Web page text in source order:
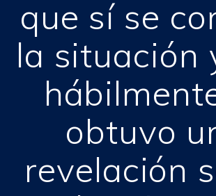
que sí se
la situación
obtuvo
revelación